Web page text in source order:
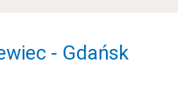
- Gdańsk